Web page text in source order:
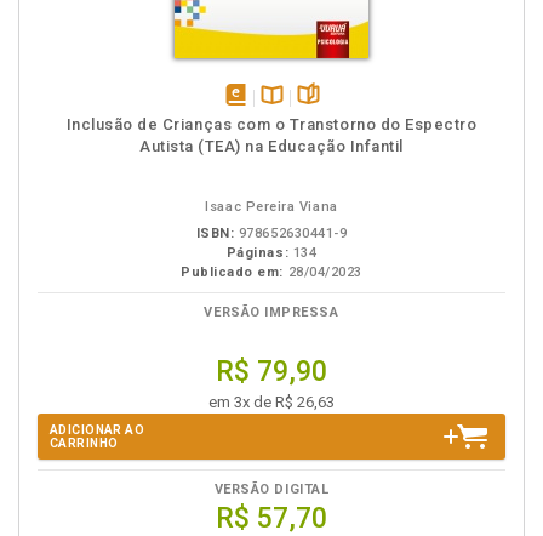
disponível
em
Disponível
na
páginas
Inclusão de Crianças com o Transtorno do Espectro
Autista (TEA) na Educação Infantil
Isaac Pereira Viana
ISBN: 978652630441-9
Páginas: 134
Publicado em: 28/04/2023
VERSÃO IMPRESSA
R$ 79,90
em 3x de R$ 26,63
ADICIONAR AO
CARRINHO
VERSÃO DIGITAL
R$ 57,70